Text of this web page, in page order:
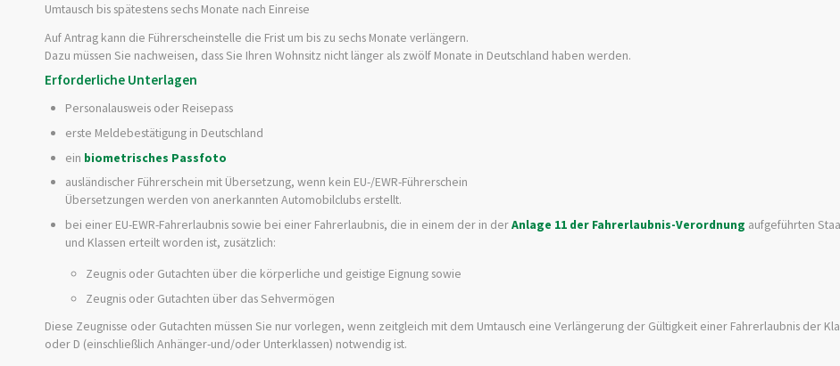
Umtausch bis spätestens sechs Monate nach Einreise
Auf Antrag kann die Führerscheinstelle die Frist um bis zu sechs Monate verlängern.
Dazu müssen Sie nachweisen, dass Sie Ihren Wohnsitz nicht länger als zwölf Monate in Deutschland haben werden.
Erforderliche Unterlagen
Personalausweis oder Reisepass
erste Meldebestätigung in Deutschland
ein biometrisches Passfoto
ausländischer Führerschein mit Übersetzung, wenn kein EU-/EWR-Führerschein
Übersetzungen werden von anerkannten Automobilclubs erstellt.
bei einer EU-EWR-Fahrerlaubnis sowie bei einer Fahrerlaubnis, die in einem der in derAnlage 11 der Fahrerlaubnis-Verordnung aufgeführten
und Klassen erteilt worden ist, zusätzlich:
Zeugnis oder Gutachten über die körperliche und geistige Eignung sowie
Zeugnis oder Gutachten über das Sehvermögen
Diese Zeugnisse oder Gutachten müssen Sie nur vorlegen, wenn zeitgleich mit dem Umtausch eine Verlängerung der Gültigkeit einer Fahrerlaubnis der
oder D (einschließlich Anhänger-und/oder Unterklassen) notwendig ist.